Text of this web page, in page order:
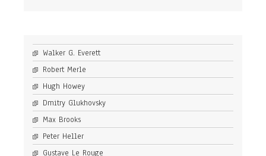
Walker G. Everett
Robert Merle
Hugh Howey
Dmitry Glukhovsky
Max Brooks
Peter Heller
Gustave Le Rouge